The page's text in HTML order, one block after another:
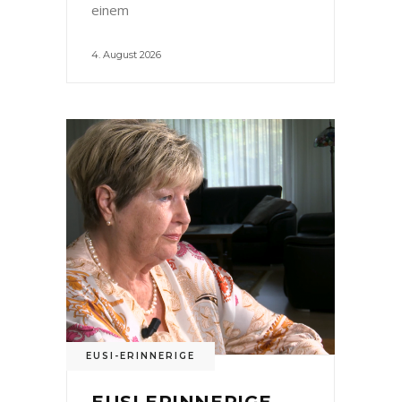
einem
4. August 2026
EUSI-ERINNERIGE